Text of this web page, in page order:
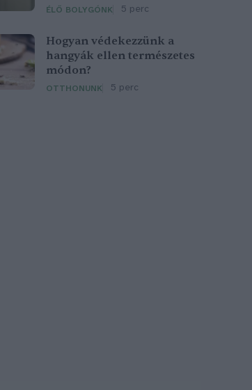
ÉLŐ BOLYGÓNK 5 perc
Hogyan védekezzünk a
hangyák ellen természetes
módon?
OTTHONUNK 5 perc